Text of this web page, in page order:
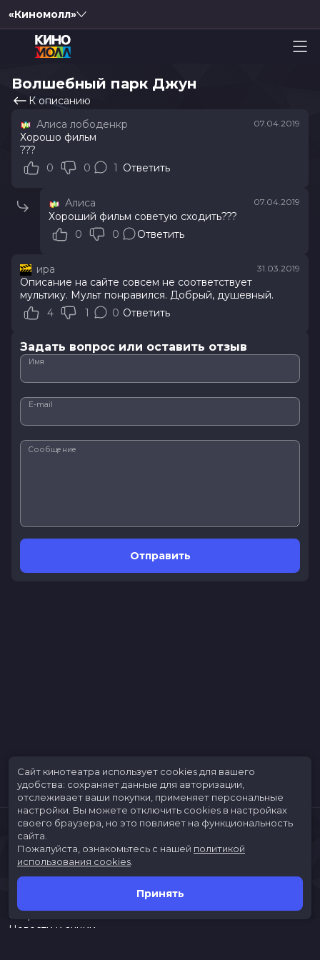
«Киномолл»
Волшебный парк Джун
К описанию
Алиса лободенкр
07.04.2019
Хорошо фильм
???
0
0 1 Ответить
Алиса 07.04.2019
Хороший фильм советую сходить???
0
0 Ответить
ира 31.03.2019
Описание на сайте совсем не соответствует
мультику. Мульт понравился. Добрый, душевный.
4
1 0 Ответить
Задать вопрос или оставить отзыв
Имя
E-mail
Сообщение
Отправить
Скоро в кино
Новости и акции
Сайт кинотеатра использует cookies для вашего
удобства: сохраняет данные для авторизации,
отслеживает ваши покупки, применяет персональные
настройки. Вы можете отключить cookies в настройках
своего браузера, но это повлияет на функциональность
сайта.
Пожалуйста, ознакомьтесь с нашей политикой
использования cookies
Принять